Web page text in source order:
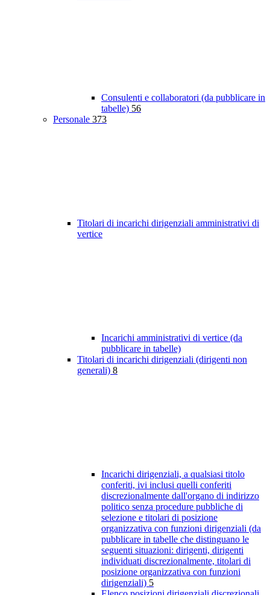
Consulenti e collaboratori (da pubblicare in
tabelle) 56
Personale 373
Titolari di incarichi dirigenziali amministrativi di
vertice
Incarichi amministrativi di vertice (da
pubblicare in tabelle)
Titolari di incarichi dirigenziali (dirigenti non
generali) 8
Incarichi dirigenziali, a qualsiasi titolo
conferiti, ivi inclusi quelli conferiti
discrezionalmente dall'organo di indirizzo
politico senza procedure pubbliche di
selezione e titolari di posizione
organizzativa con funzioni dirigenziali (da
pubblicare in tabelle che distinguano le
seguenti situazioni: dirigenti, dirigenti
individuati discrezionalmente, titolari di
posizione organizzativa con funzioni
dirigenziali) 5